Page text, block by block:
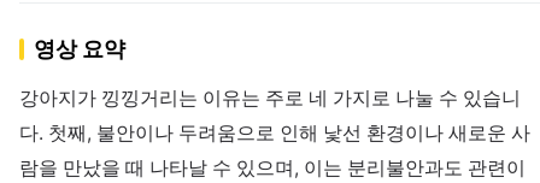
영상 요약
강아지가 낑낑거리는 이유는 주로 네 가지로 나눌 수 있습니
다. 첫째, 불안이나 두려움으로 인해 낯선 환경이나 새로운 사
람을 만났을 때 나타날 수 있으며, 이는 분리불안과도 관련이